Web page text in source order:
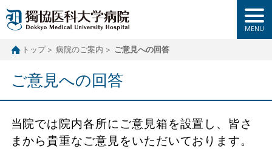
トップ 病院のご案内 ご意見への回答
ご意見への回答
当院では院内各所にご意見箱を設置し、皆さ
まから貴重なご意見をいただいております。